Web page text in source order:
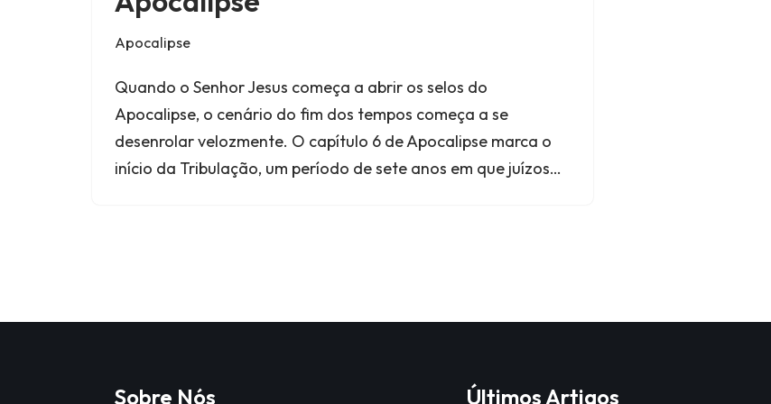
Apocalipse
Quando o Senhor Jesus começa a abrir os selos do
Apocalipse, o cenário do fim dos tempos começa a se
desenrolar velozmente. O capítulo 6 de Apocalipse marca o
início da Tribulação, um período de sete anos em que juízos…
Sobre Nós Últimos Artigos